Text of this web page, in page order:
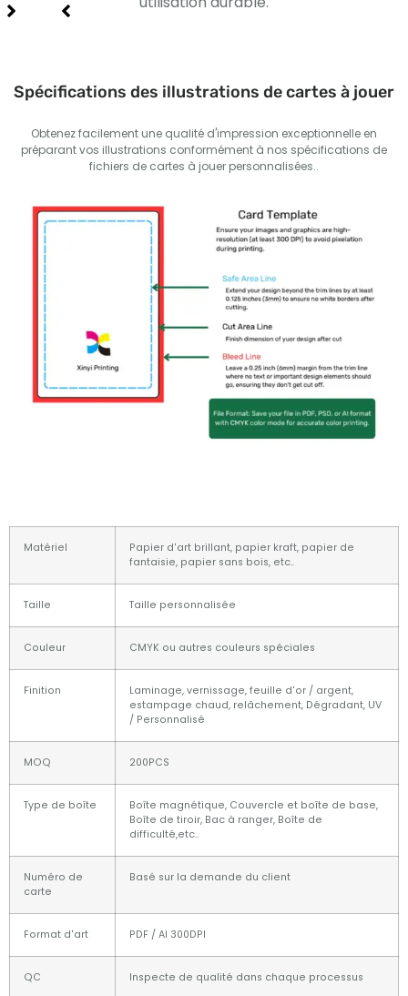
Spécifications des illustrations de cartes à jouer
Obtenez facilement une qualité d'impression exceptionnelle en
préparant vos illustrations conformément à nos spécifications de
fichiers de cartes à jouer personnalisées..
Matériel
Papier d'art brillant, papier kraft, papier de
fantaisie, papier sans bois, etc..
Taille Taille personnalisée
Couleur CMYK ou autres couleurs spéciales
Finition
Laminage, vernissage, feuille d'or / argent,
estampage chaud, relâchement, Dégradant, UV
/ Personnalisé
MOQ 200PCS
Type de boîte
Boîte magnétique, Couvercle et boîte de base,
Boîte de tiroir, Bac à ranger, Boîte de
difficulté,etc..
Numéro de
carte
Basé sur la demande du client
Format d'art PDF / AI 300DPI
QC Inspecte de qualité dans chaque processus